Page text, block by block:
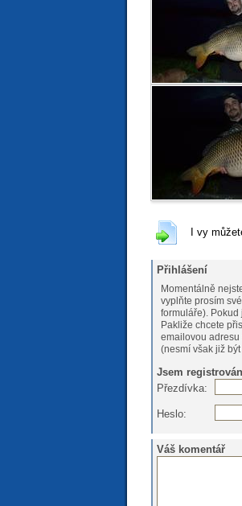
I vy
Přihlášení
Momentálně
vyplňte prosím
Pakliže chcete
emailovou
(nesmí však již
Jsem registrován
Přezdívka:
Heslo:
Váš komentář